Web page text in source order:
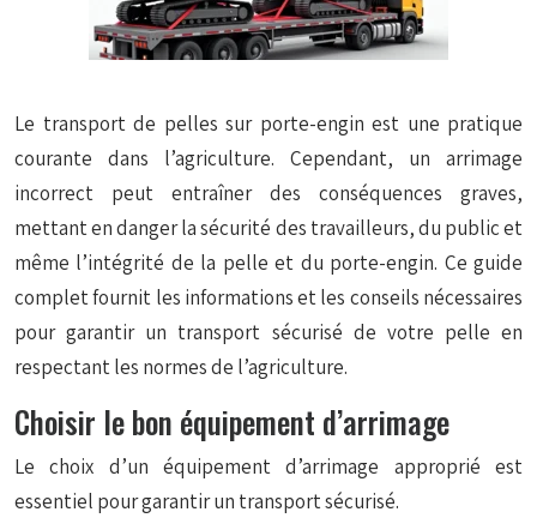
Le transport de pelles sur porte-engin est une pratique
courante dans l’agriculture. Cependant, un arrimage
incorrect peut entraîner des conséquences graves,
mettant en danger la sécurité des travailleurs, du public et
même l’intégrité de la pelle et du porte-engin. Ce guide
complet fournit les informations et les conseils nécessaires
pour garantir un transport sécurisé de votre pelle en
respectant les normes de l’agriculture.
Choisir le bon équipement d’arrimage
Le choix d’un équipement d’arrimage approprié est
essentiel pour garantir un transport sécurisé.